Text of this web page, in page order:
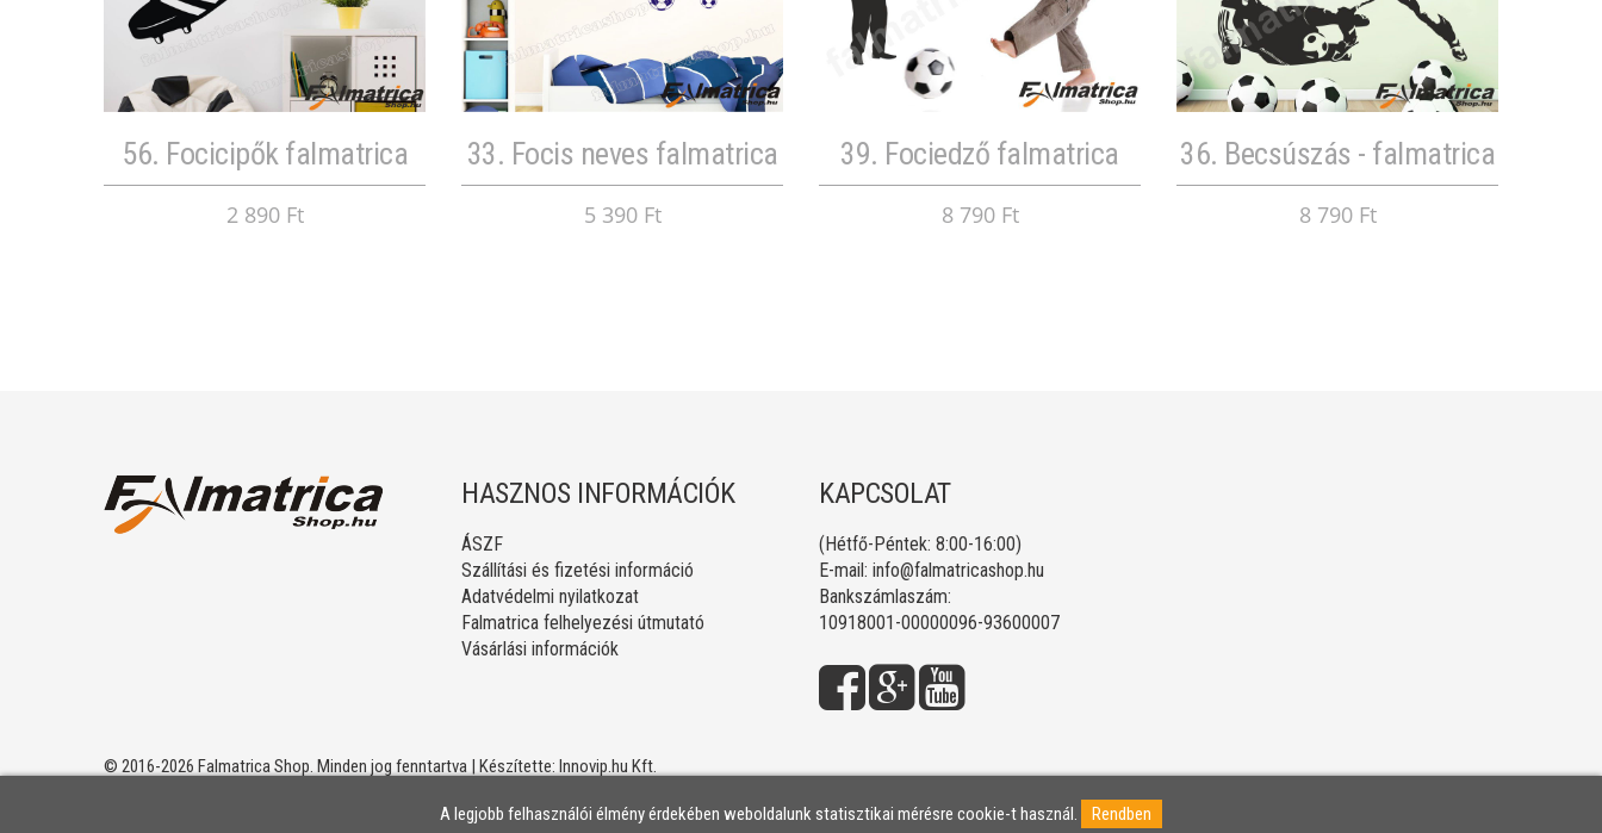
56. Focicipők falmatrica
2 890 Ft
33. Focis neves falmatrica
5 390 Ft
39. Fociedző falmatrica
8 790 Ft
36. Becsúszás - falmatrica
8 790 Ft
HASZNOS INFORMÁCIÓK
ÁSZF
Szállítási és fizetési információ
Adatvédelmi nyilatkozat
Falmatrica felhelyezési útmutató
Vásárlási információk
KAPCSOLAT
(Hétfő-Péntek: 8:00-16:00)
E-mail: info@falmatricashop.hu
Bankszámlaszám:
10918001-00000096-93600007
© 2016-2026 Falmatrica Shop. Minden jog fenntartva | Készítette: Innovip.hu Kft.
A legjobb felhasználói élmény érdekében weboldalunk statisztikai mérésre cookie-t használ. Rendben